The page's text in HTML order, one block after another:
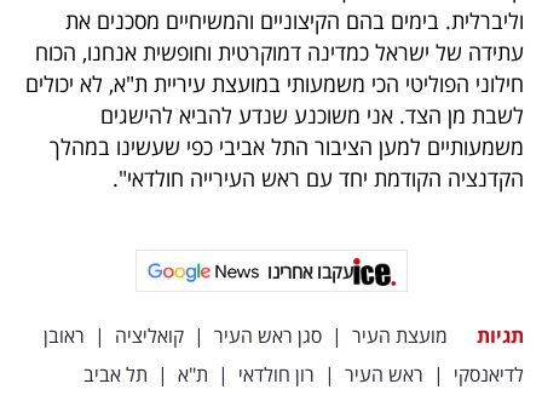
וליברלית. בימים בהם הקיצוניים והמשיחיים מסכנים את
עתידה של ישראל כמדינה דמוקרטית וחופשית אנחנו, הכוח
חילוני הפוליטי הכי משמעותי במועצת עיריית ת"א, לא יכולים
לשבת מן הצד. אני משוכנע שנדע להביא להישגים
משמעותיים למען הציבור התל אביבי כפי שעשינו במהלך
הקדנציה הקודמת יחד עם ראש העירייה חולדאי".
עקבו אחרינו
תגיות מועצת העיר | סגן ראש העיר | קואליציה | ראובן
לדיאנסקי | ראש העיר | רון חולדאי | ת"א | תל אביב